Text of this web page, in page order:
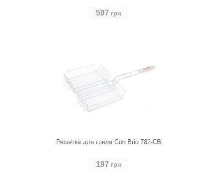
597 грн
Решетка для гриля Con Brio 782-CB
197 грн